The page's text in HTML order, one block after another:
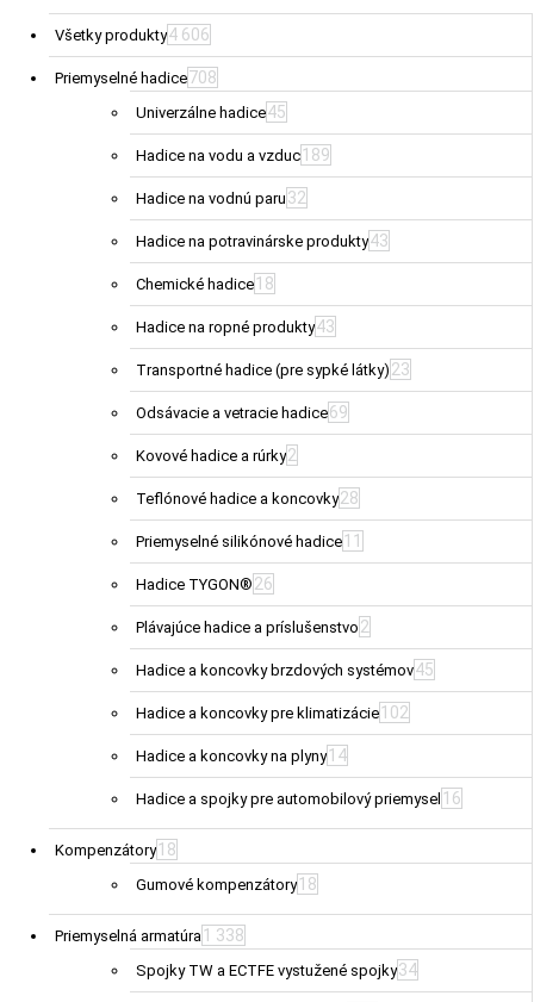
Všetky produkty4 606
Priemyselné hadice708
Univerzálne hadice45
Hadice na vodu a vzduc 189
Hadice na vodnú paru 32
Hadice na potravinárske produkty43
Chemické hadice 18
Hadice na ropné produkty43
Transportné hadice (pre sypké látky) 23
Odsávacie a vetracie hadice69
Kovové hadice a rúrky2
Teflónové hadice a koncovky28
Priemyselné silikónové hadice 11
Hadice TYGON® 26
Plávajúce hadice a príslušenstvo 2
Hadice a koncovky brzdových systémov45
Hadice a koncovky pre klimatizácie 102
Hadice a koncovky na plyny 14
Hadice a spojky pre automobilový priemysel 16
Kompenzátory 18
Gumové kompenzátory 18
Priemyselná armatúra 1 338
Spojky TW a ECTFE vystužené spojky34